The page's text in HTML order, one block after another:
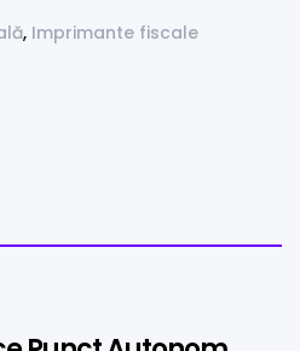
, Imprimante fiscale